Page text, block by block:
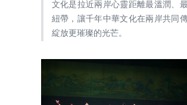
文化是拉近兩岸心靈距離最溫潤、
紐帶，讓千年中華文化在兩岸共同
綻放更璀璨的光芒。